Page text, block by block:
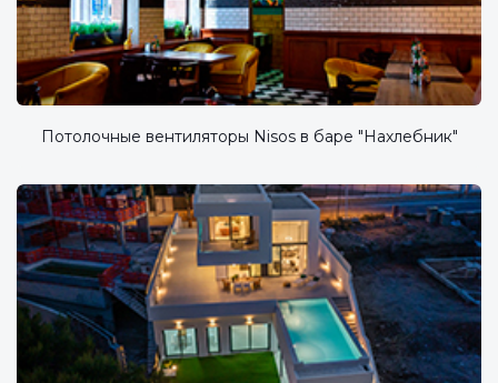
Потолочные вентиляторы Nisos в баре "Нахлебник"